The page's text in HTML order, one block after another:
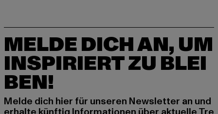
MELDE DICH AN, UM
INSPIRIERT ZU BLEI
BEN!
Melde dich hier für unseren Newsletter an und